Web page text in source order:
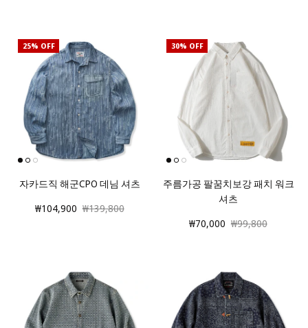
25% OFF
자카드직 해군CPO 데님 셔츠
₩104,900 ₩139,800
30% OFF
주름가공 팔꿈치보강 패치 워크
셔츠
₩70,000 ₩99,800